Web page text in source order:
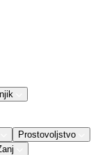
Prostovoljstvo